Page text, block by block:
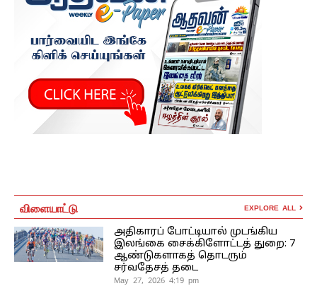
விளையாட்டு EXPLORE ALL
அதிகாரப் போட்டியால் முடங்கிய
இலங்கை சைக்கிளோட்டத் துறை: 7
ஆண்டுகளாகத் தொடரும்
சர்வதேசத் தடை
May 27, 2026 4:19 pm